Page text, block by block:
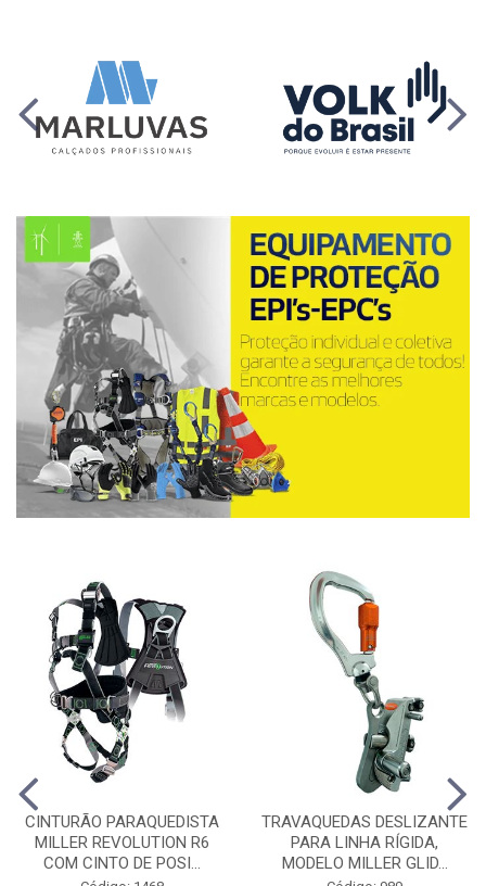
CINTURÃO PARAQUEDISTA
MILLER REVOLUTION R6
COM CINTO DE POSI...
TRAVAQUEDAS DESLIZANTE
PARA LINHA RÍGIDA,
MODELO MILLER GLID...